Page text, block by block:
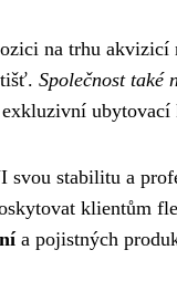
na trhu
Společnost také
ubytovací
stabilitu a
klientům
a pojistných